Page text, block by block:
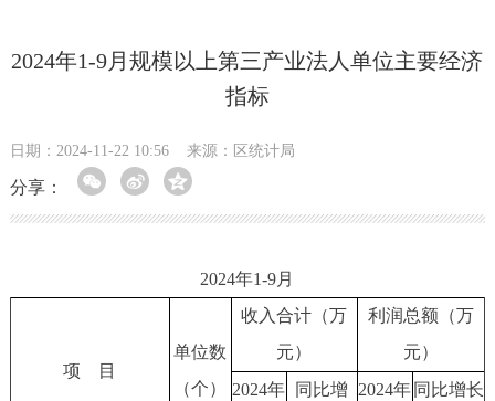
2024年1-9月规模以上第三产业法人单位主要经济
指标
日期：2024-11-22 10:56 来源：区统计局
分享：
2024年1-9月
项 目
单位数
（个）
收入合计（万
元）
利润总额（万
元）
2024年
同比增
2024年 同比增长